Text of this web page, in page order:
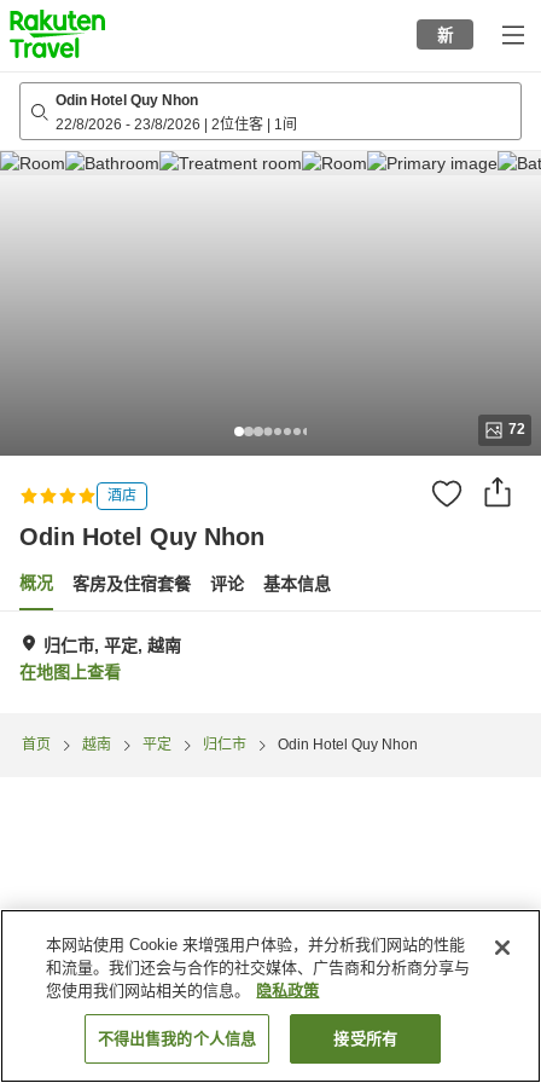
to
top
page
新
Odin Hotel Quy Nhon
22/8/2026 - 23/8/2026 2位住客 1间
72
酒店
Odin Hotel Quy Nhon
概况 客房及住宿套餐 评论 基本信息
归仁市, 平定, 越南
在地图上查看
首页 越南 平定 归仁市 Odin Hotel Quy Nhon
搜索客房
本网站使用 Cookie 来增强用户体验，并分析我们网站的性能
和流量。我们还会与合作的社交媒体、广告商和分析商分享与
您使用我们网站相关的信息。
隐私政策
不得出售我的个人信息 接受所有